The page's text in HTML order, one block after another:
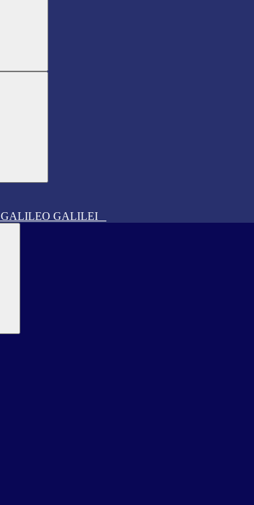
GALILEO GALILEI